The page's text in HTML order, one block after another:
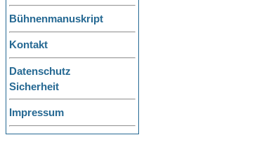
Bühnenmanuskript
Kontakt
Datenschutz
Sicherheit
Impressum